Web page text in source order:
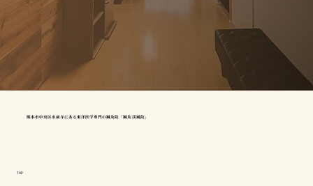
熊本市中央区水前寺にある東洋医学専門の鍼灸院「鍼灸 渓風院」
TOP